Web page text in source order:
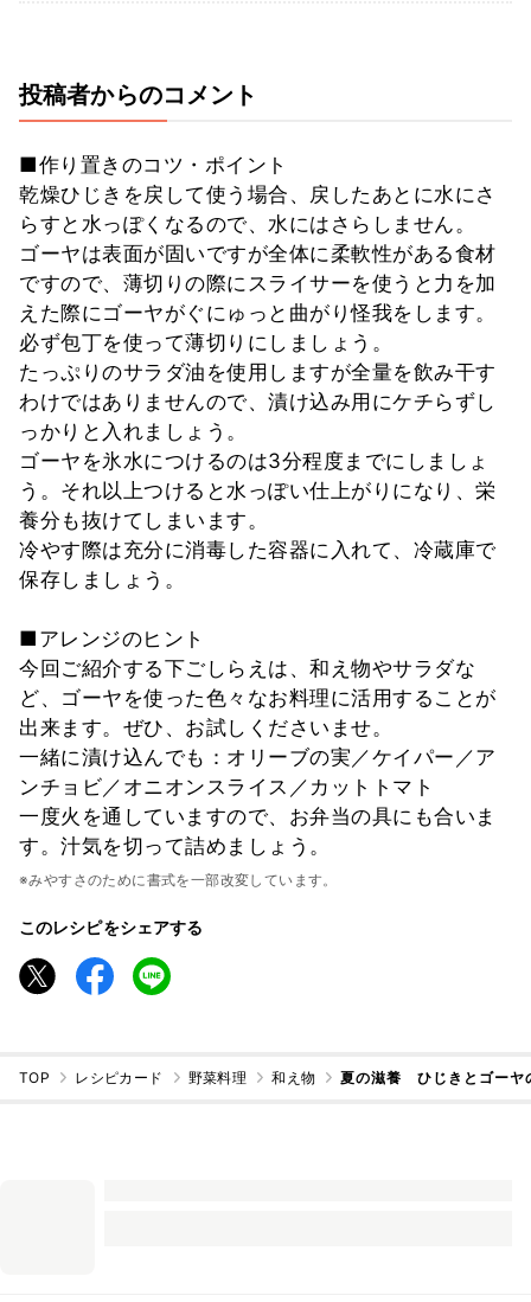
投稿者からのコメント
■作り置きのコツ・ポイント
乾燥ひじきを戻して使う場合、戻したあとに水にさ
らすと水っぽくなるので、水にはさらしません。
ゴーヤは表面が固いですが全体に柔軟性がある食材
ですので、薄切りの際にスライサーを使うと力を加
えた際にゴーヤがぐにゅっと曲がり怪我をします。
必ず包丁を使って薄切りにしましょう。
たっぷりのサラダ油を使用しますが全量を飲み干す
わけではありませんので、漬け込み用にケチらずし
っかりと入れましょう。
ゴーヤを氷水につけるのは3分程度までにしましょ
う。それ以上つけると水っぽい仕上がりになり、栄
養分も抜けてしまいます。
冷やす際は充分に消毒した容器に入れて、冷蔵庫で
保存しましょう。
■アレンジのヒント
今回ご紹介する下ごしらえは、和え物やサラダな
ど、ゴーヤを使った色々なお料理に活用することが
出来ます。ぜひ、お試しくださいませ。
一緒に漬け込んでも：オリーブの実／ケイパー／ア
ンチョビ／オニオンスライス／カットトマト
一度火を通していますので、お弁当の具にも合いま
す。汁気を切って詰めましょう。
※みやすさのために書式を一部改変しています。
このレシピをシェアする
TOP レシピカード 野菜料理 和え物 夏の滋養 ひじきとゴーヤ